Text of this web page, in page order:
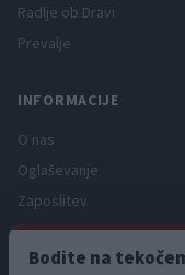
Radlje ob Dravi
Prevalje
INFORMACIJE
O nas
Oglaševanje
Zaposlitev
Pravno obvestilo
Zasebnost in piškotki
Bodite na